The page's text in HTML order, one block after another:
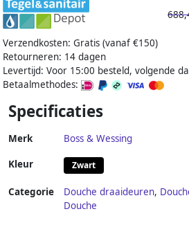
Verzendkosten: Gratis (vanaf €150)
Retourneren: 14 dagen
Levertijd: Voor 15:00 besteld, volgende
Betaalmethodes:
Specificaties
Merk Boss & Wessing
Kleur Zwart
Categorie Douche draaideuren,
Douche